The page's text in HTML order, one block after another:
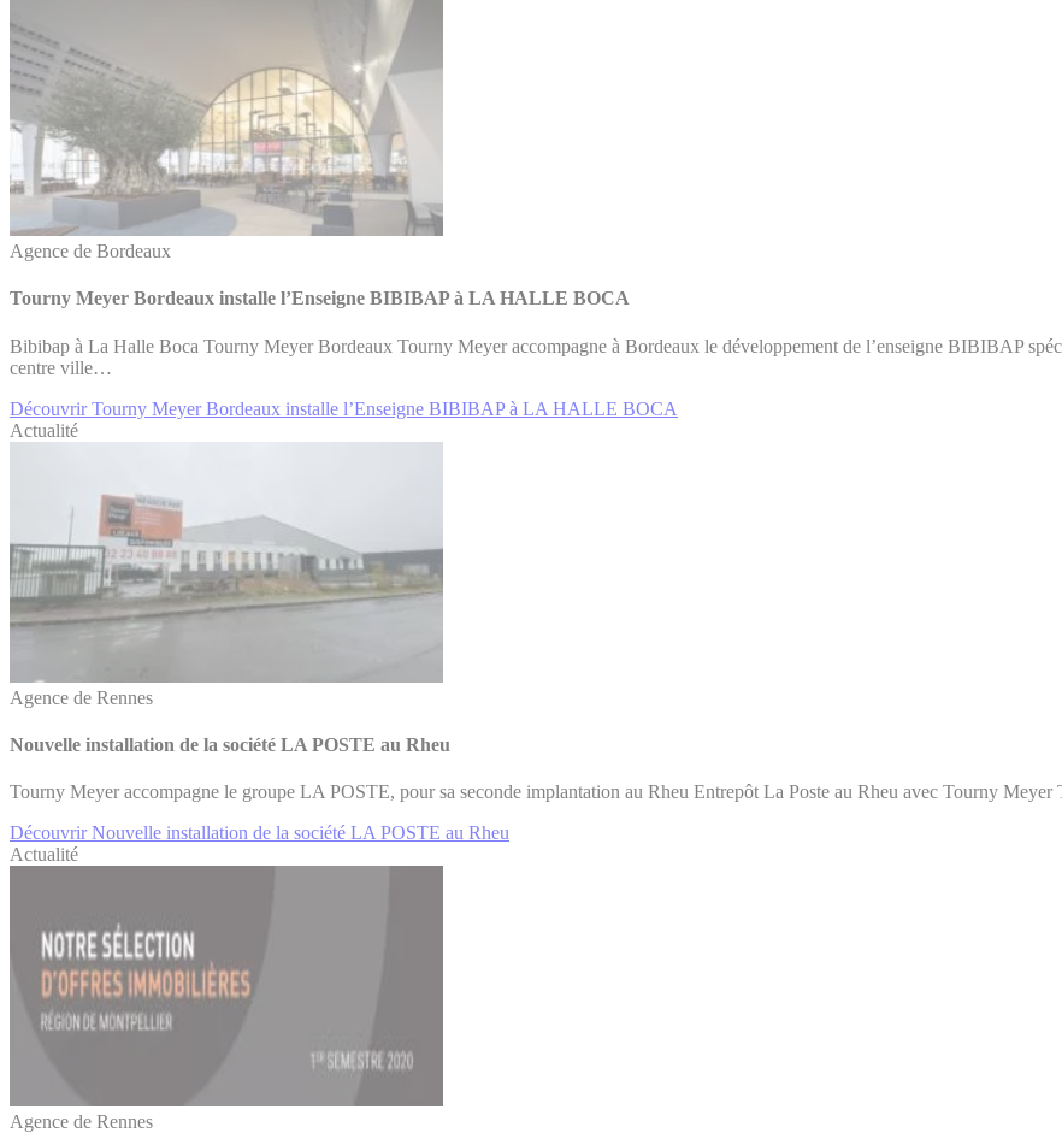
Agence de Bordeaux
Tourny Meyer Bordeaux installe l’Enseigne BIBIBAP à LA HALLE BOCA
Bibibap à La Halle Boca Tourny Meyer Bordeaux Tourny Meyer accompagne à Bordeaux le développement de l’enseigne BIBIBAP
centre ville…
Découvrir Tourny Meyer Bordeaux installe l’Enseigne BIBIBAP à LA HALLE BOCA
Actualité
Agence de Rennes
Nouvelle installation de la société LA POSTE au Rheu
Tourny Meyer accompagne le groupe LA POSTE, pour sa seconde implantation au Rheu Entrepôt La Poste au Rheu avec Tourny
Découvrir Nouvelle installation de la société LA POSTE au Rheu
Actualité
Agence de Rennes